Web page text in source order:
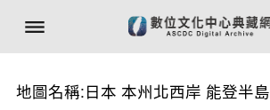
地圖名稱:日本 本州北西岸 能登半島